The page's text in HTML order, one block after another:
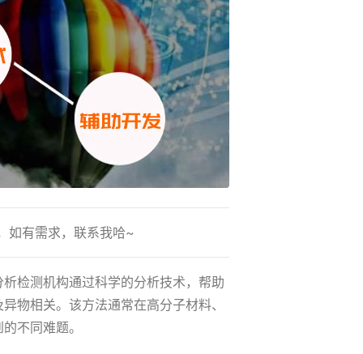
如有需求，联系我哈~
检测机构通过科学的分析技术，帮助
物相关。该方法通常在高分子材料、
不同难题。